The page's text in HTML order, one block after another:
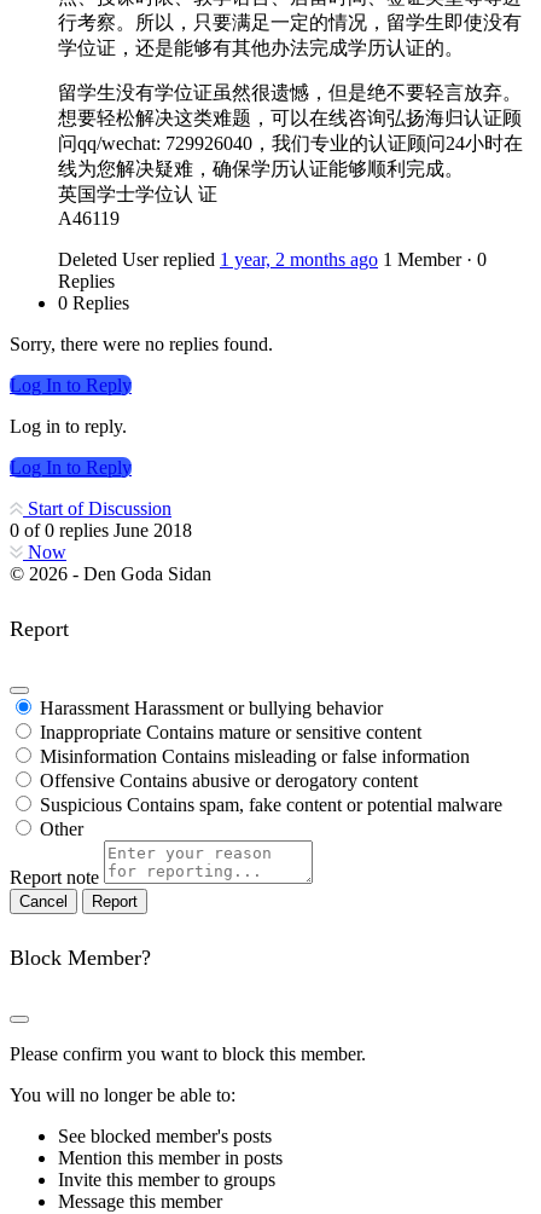
行考察。所以，只要满足一定的情况，留学生即使没有
学位证，还是能够有其他办法完成学历认证的。
留学生没有学位证虽然很遗憾，但是绝不要轻言放弃。
想要轻松解决这类难题，可以在线咨询弘扬海归认证顾
问qq/wechat: 729926040，我们专业的认证顾问24小时在
线为您解决疑难，确保学历认证能够顺利完成。
英国学士学位认 证
A46119
Deleted User replied 1 year, 2 months ago 1 Member · 0
Replies
0 Replies
Sorry, there were no replies found.
Log In to Reply
Log in to reply.
Log In to Reply
Start of Discussion
0 of0 replies June 2018
Now
© 2026 - Den Goda Sidan
Report
Harassment Harassment or bullying behavior
Inappropriate Contains mature or sensitive content
Misinformation Contains misleading or false information
Offensive Contains abusive or derogatory content
Suspicious Contains spam, fake content or potential malware
Other
Report note
Report
Block Member?
Please confirm you want to block this member.
You will no longer be able to:
See blocked member's posts
Mention this member in posts
Invite this member to groups
Message this member